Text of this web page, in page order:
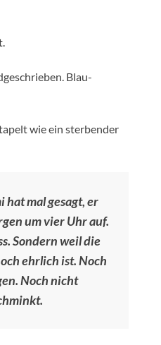
Blau-
wie ein sterbender
mal gesagt, er
um vier Uhr auf.
Sondern weil die
ehrlich ist. Noch
Noch nicht